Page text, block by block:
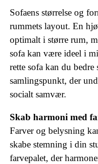
Sofaens størrelse og
rummets layout. En
optimalt i større rum,
sofa kan være ideel i
rette sofa kan du bedre
samlingspunkt, der
socialt samvær.
Skab harmoni med
Farver og belysning
skabe stemning i din
farvepalet, der